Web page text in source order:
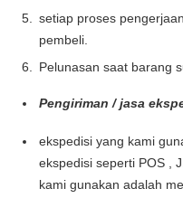
setiap proses
pembeli.
Pelunasan saat barang
Pengiriman / jasa
ekspedisi yang kami
ekspedisi seperti POS ,
kami gunakan adalah